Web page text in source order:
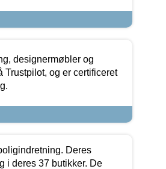
designermøbler og
Trustpilot, og er certificeret
Deres
i deres 37 butikker. De